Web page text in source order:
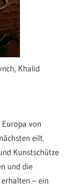
Khalid
von
eilt.
Kunstschütze
und die
– ein